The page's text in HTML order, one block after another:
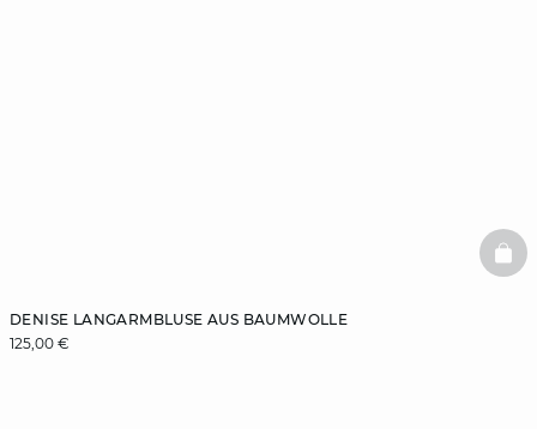
DENISE LANGARMBLUSE AUS BAUMWOLLE
125,00 €